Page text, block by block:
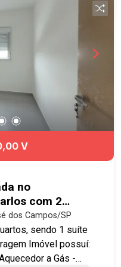
de São José dos
#Shibata
V
no
com 2
m² - No
- SJC
dos Campos/SP
sendo 1 suíte
possuí:
a Gás -